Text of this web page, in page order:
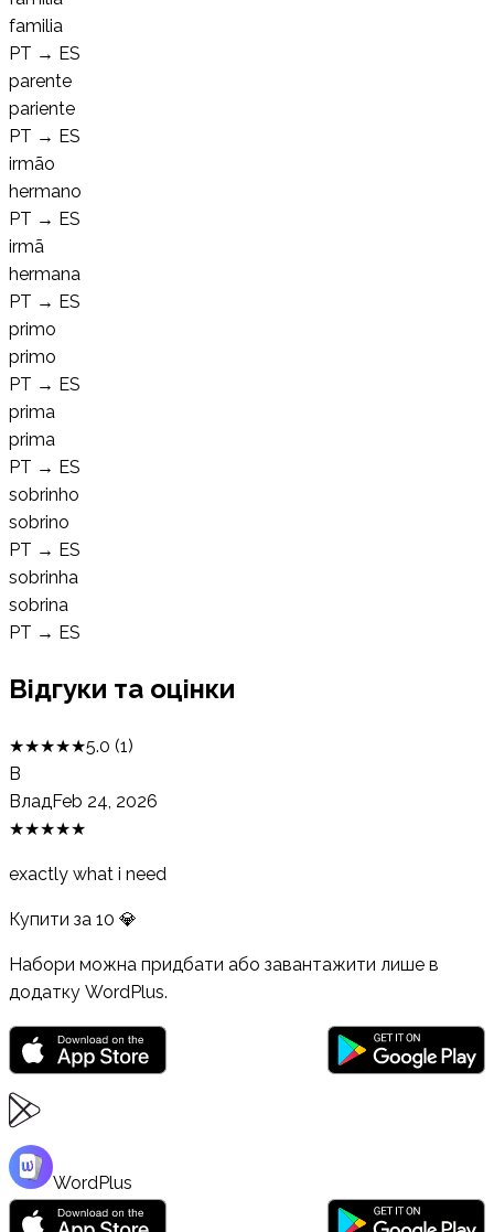
familia
PT → ES
parente
pariente
PT → ES
irmão
hermano
PT → ES
irmã
hermana
PT → ES
primo
primo
PT → ES
prima
prima
PT → ES
sobrinho
sobrino
PT → ES
sobrinha
sobrina
PT → ES
Відгуки та оцінки
★★★★★5.0 (1)
В
ВладFeb 24, 2026
★★★★★
exactly what i need
Купити за 10 💎
Набори можна придбати або завантажити лише в
додатку WordPlus.
WordPlus